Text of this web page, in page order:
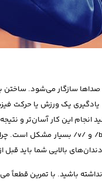
سازگار می‌شود. ساختن
یادگیری یک ورزش یا
انجام این کار آسان‌تر و
باشید. با تمرین قطعاً